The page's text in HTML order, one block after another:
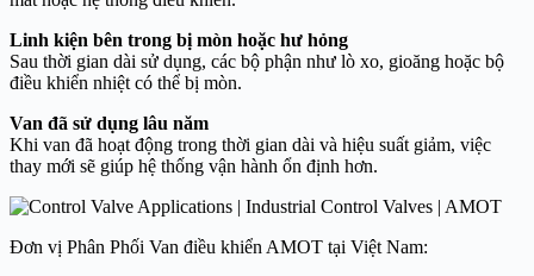
Linh kiện bên trong bị mòn hoặc hư hỏng
Sau thời gian dài sử dụng, các bộ phận như lò xo, gioăng hoặc bộ
điều khiển nhiệt có thể bị mòn.
Van đã sử dụng lâu năm
Khi van đã hoạt động trong thời gian dài và hiệu suất giảm, việc
thay mới sẽ giúp hệ thống vận hành ổn định hơn.
Đơn vị Phân Phối Van điều khiển AMOT tại Việt Nam: